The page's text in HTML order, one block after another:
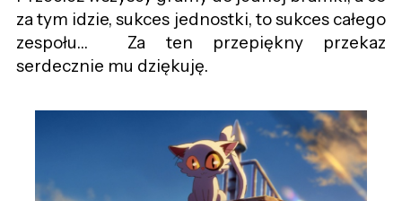
za tym idzie, sukces jednostki, to sukces całego
zespołu… Za ten przepiękny przekaz
serdecznie mu dziękuję.